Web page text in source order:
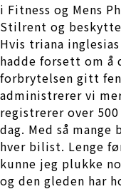
i Fitness og Mens
Stilrent og
Hvis triana
hadde forsett om å
forbrytelsen gitt
administrerer vi
registrerer over
dag. Med så
hver bilist. Lenge
kunne jeg plukke
og den gleden har